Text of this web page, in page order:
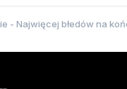
- Najwięcej błedów na